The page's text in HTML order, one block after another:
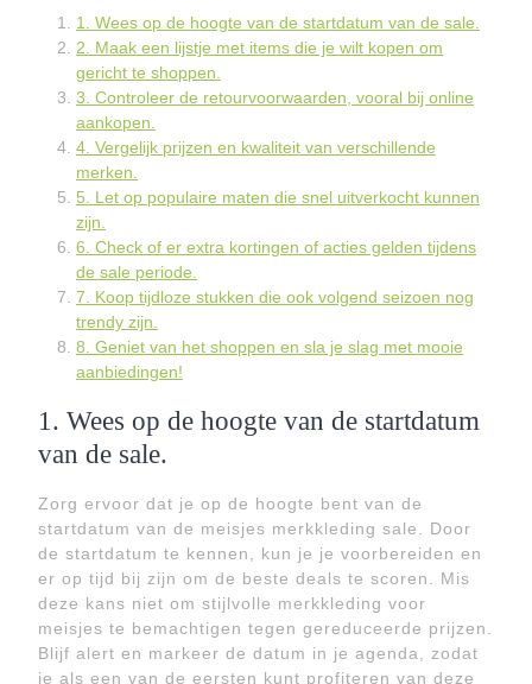
1. Wees op de hoogte van de startdatum van de sale.
2. Maak een lijstje met items die je wilt kopen om
gericht te shoppen.
3. Controleer de retourvoorwaarden, vooral bij online
aankopen.
4. Vergelijk prijzen en kwaliteit van verschillende
merken.
5. Let op populaire maten die snel uitverkocht kunnen
zijn.
6. Check of er extra kortingen of acties gelden tijdens
de sale periode.
7. Koop tijdloze stukken die ook volgend seizoen nog
trendy zijn.
8. Geniet van het shoppen en sla je slag met mooie
aanbiedingen!
1. Wees op de hoogte van de startdatum
van de sale.
Zorg ervoor dat je op de hoogte bent van de
startdatum van de meisjes merkkleding sale. Door
de startdatum te kennen, kun je je voorbereiden en
er op tijd bij zijn om de beste deals te scoren. Mis
deze kans niet om stijlvolle merkkleding voor
meisjes te bemachtigen tegen gereduceerde prijzen.
Blijf alert en markeer de datum in je agenda, zodat
je als een van de eersten kunt profiteren van deze